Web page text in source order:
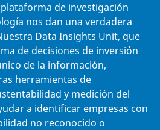
de investigación
nos dan una verdadera
Data Insights Unit, que
de decisiones de inversión
de la información,
herramientas de
y medición del
a identificar empresas con
no reconocido o